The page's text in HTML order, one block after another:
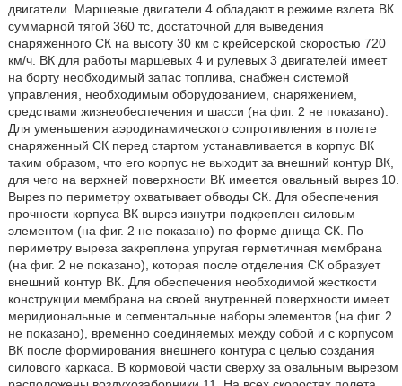
двигатели. Маршевые двигатели 4 обладают в режиме взлета ВК
суммарной тягой 360 тс, достаточной для выведения
снаряженного СК на высоту 30 км с крейсерской скоростью 720
км/ч. ВК для работы маршевых 4 и рулевых 3 двигателей имеет
на борту необходимый запас топлива, снабжен системой
управления, необходимым оборудованием, снаряжением,
средствами жизнеобеспечения и шасси (на фиг. 2 не показано).
Для уменьшения аэродинамического сопротивления в полете
снаряженный СК перед стартом устанавливается в корпус ВК
таким образом, что его корпус не выходит за внешний контур ВК,
для чего на верхней поверхности ВК имеется овальный вырез 10.
Вырез по периметру охватывает обводы СК. Для обеспечения
прочности корпуса ВК вырез изнутри подкреплен силовым
элементом (на фиг. 2 не показано) по форме днища СК. По
периметру выреза закреплена упругая герметичная мембрана
(на фиг. 2 не показано), которая после отделения СК образует
внешний контур ВК. Для обеспечения необходимой жесткости
конструкции мембрана на своей внутренней поверхности имеет
меридиональные и сегментальные наборы элементов (на фиг. 2
не показано), временно соединяемых между собой и с корпусом
ВК после формирования внешнего контура с целью создания
силового каркаса. В кормовой части сверху за овальным вырезом